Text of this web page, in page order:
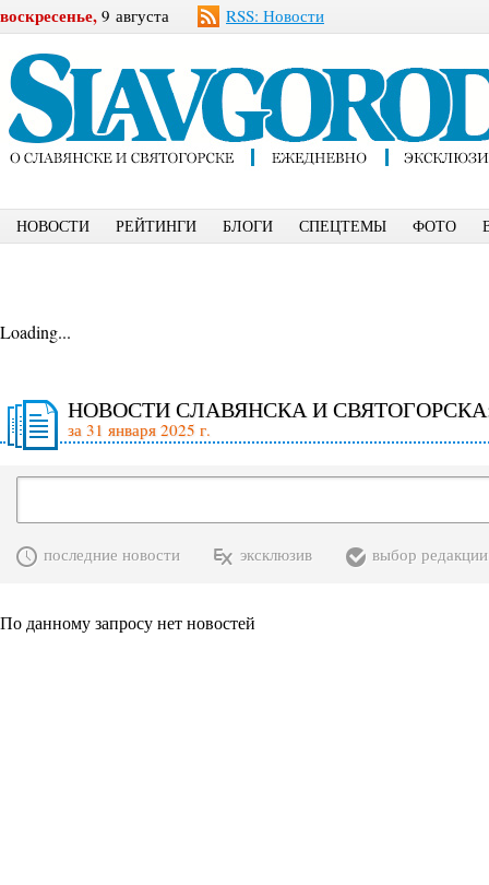
воскресенье, 9 августа RSS: Новости
НОВОСТИ РЕЙТИНГИ БЛОГИ СПЕЦТЕМЫ ФОТО
Loading...
НОВОСТИ СЛАВЯНСКА И
за 31 января 2025 г.
последние новости эксклюзив выбор редакции
По данному запросу нет новостей